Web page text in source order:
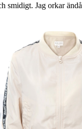
Jag orkar